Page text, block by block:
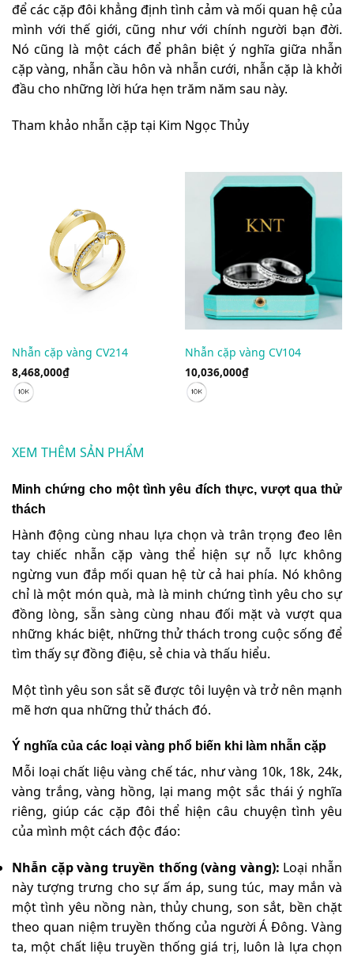
để các cặp đôi khẳng định tình cảm và mối quan hệ của
mình với thế giới, cũng như với chính người bạn đời.
Nó cũng là một cách để phân biệt ý nghĩa giữa nhẫn
cặp vàng, nhẫn cầu hôn và nhẫn cưới, nhẫn cặp là khởi
đầu cho những lời hứa hẹn trăm năm sau này.
Tham khảo nhẫn cặp tại Kim Ngọc Thủy
Nhẫn cặp vàng CV214
8,468,000₫
Nhẫn cặp vàng CV104
10,036,000₫
XEM THÊM SẢN PHẨM
Minh chứng cho một tình yêu đích thực, vượt qua thử
thách
Hành động cùng nhau lựa chọn và trân trọng đeo lên
tay chiếc nhẫn cặp vàng thể hiện sự nỗ lực không
ngừng vun đắp mối quan hệ từ cả hai phía. Nó không
chỉ là một món quà, mà là minh chứng tình yêu cho sự
đồng lòng, sẵn sàng cùng nhau đối mặt và vượt qua
những khác biệt, những thử thách trong cuộc sống để
tìm thấy sự đồng điệu, sẻ chia và thấu hiểu.
Một tình yêu son sắt sẽ được tôi luyện và trở nên mạnh
mẽ hơn qua những thử thách đó.
Ý nghĩa của các loại vàng phổ biến khi làm nhẫn cặp
Mỗi loại chất liệu vàng chế tác, như vàng 10k, 18k, 24k,
vàng trắng, vàng hồng, lại mang một sắc thái ý nghĩa
riêng, giúp các cặp đôi thể hiện câu chuyện tình yêu
của mình một cách độc đáo:
Nhẫn cặp vàng truyền thống (vàng vàng): Loại nhẫn
này tượng trưng cho sự ấm áp, sung túc, may mắn và
một tình yêu nồng nàn, thủy chung, son sắt, bền chặt
theo quan niệm truyền thống của người Á Đông. Vàng
ta, một chất liệu truyền thống giá trị, luôn là lựa chọn